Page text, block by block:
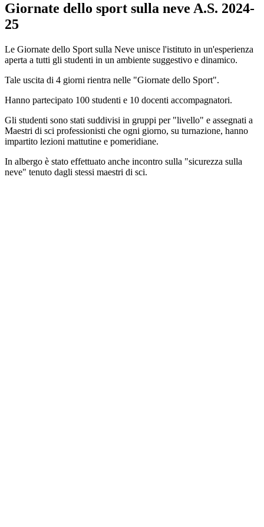
Giornate dello sport sulla neve A.S. 2024-
25
Le Giornate dello Sport sulla Neve unisce l'istituto in un'esperienza
aperta a tutti gli studenti in un ambiente suggestivo e dinamico.
Tale uscita di 4 giorni rientra nelle "Giornate dello Sport".
Hanno partecipato 100 studenti e 10 docenti accompagnatori.
Gli studenti sono stati suddivisi in gruppi per "livello" e assegnati a
Maestri di sci professionisti che ogni giorno, su turnazione, hanno
impartito lezioni mattutine e pomeridiane.
In albergo è stato effettuato anche incontro sulla "sicurezza sulla
neve" tenuto dagli stessi maestri di sci.